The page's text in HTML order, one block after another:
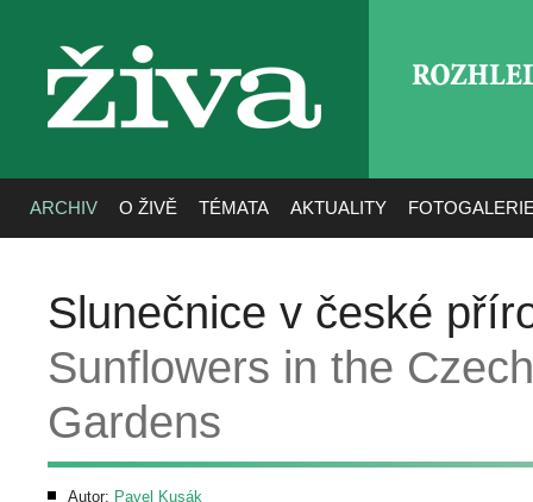
živa
ARCHIV O ŽIVĚ TÉMATA AKTUALITY
Slunečnice v české
Sunflowers in the
Gardens
Autor: Pavel Kusák